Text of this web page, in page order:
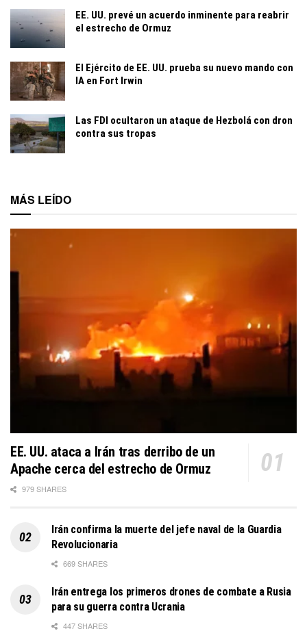
EE. UU. prevé un acuerdo inminente para reabrir
el estrecho de Ormuz
El Ejército de EE. UU. prueba su nuevo mando con
IA en Fort Irwin
Las FDI ocultaron un ataque de Hezbolá con dron
contra sus tropas
MÁS LEÍDO
EE. UU. ataca a Irán tras derribo de un
Apache cerca del estrecho de Ormuz
979 SHARES
Irán confirma la muerte del jefe naval de la Guardia
Revolucionaria
669 SHARES
Irán entrega los primeros drones de combate a Rusia
para su guerra contra Ucrania
447 SHARES